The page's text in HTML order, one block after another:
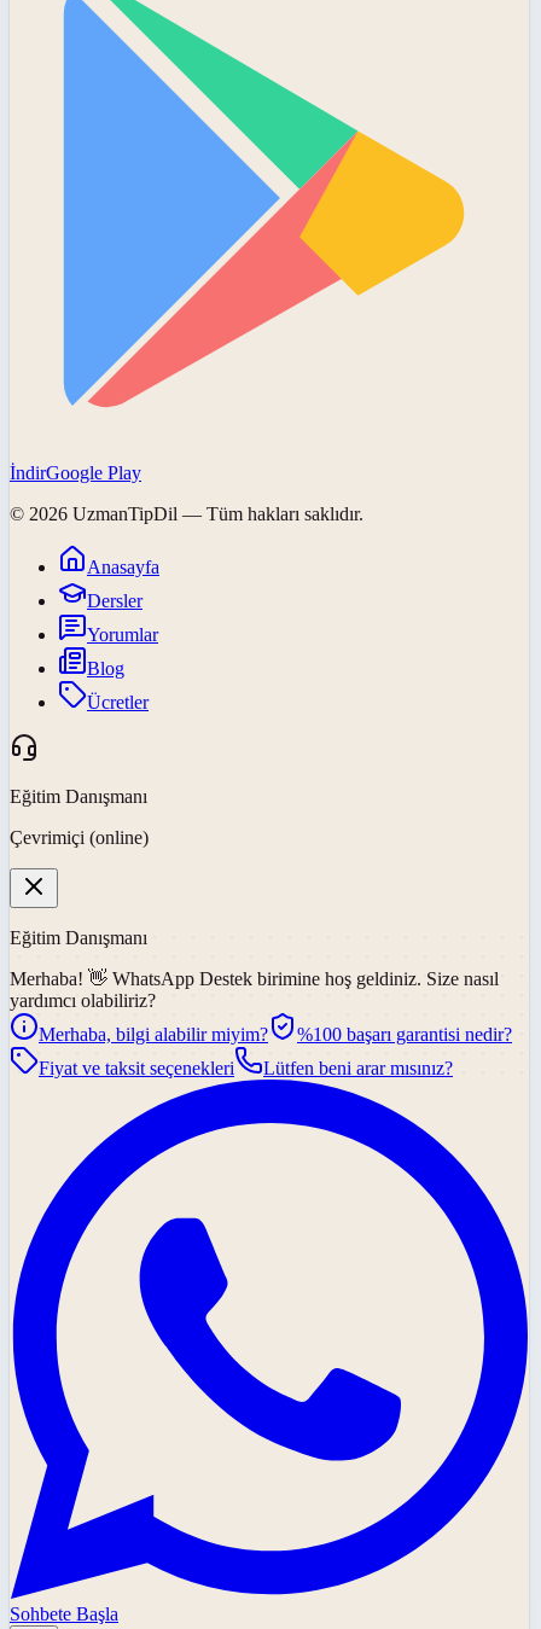
İndirGoogle Play
© 2026 UzmanTipDil — Tüm hakları saklıdır.
Anasayfa
Dersler
Yorumlar
Blog
Ücretler
Eğitim Danışmanı
Çevrimiçi (online)
Eğitim Danışmanı
Merhaba! 👋 WhatsApp Destek birimine hoş geldiniz. Size nasıl
yardımcı olabiliriz?
Merhaba, bilgi alabilir miyim?
%100 başarı garantisi nedir?
Fiyat ve taksit seçenekleri
Lütfen beni arar mısınız?
Sohbete Başla